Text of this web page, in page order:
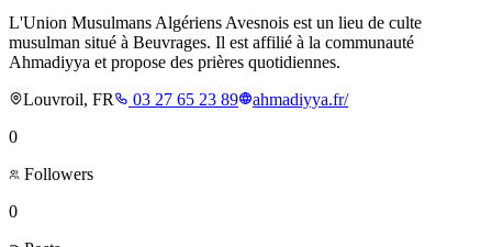
L'Union Musulmans Algériens Avesnois est un lieu de culte
musulman situé à Beuvrages. Il est affilié à la communauté
Ahmadiyya et propose des prières quotidiennes.
Louvroil, FR
03 27 65 23 89
ahmadiyya.fr/
0
Followers
0